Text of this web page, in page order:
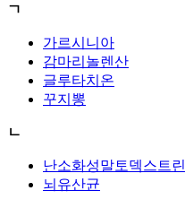
ㄱ
가르시니아
감마리놀렌산
글루타치온
꾸지뽕
ㄴ
난소화성말토덱스트린
뇌유산균